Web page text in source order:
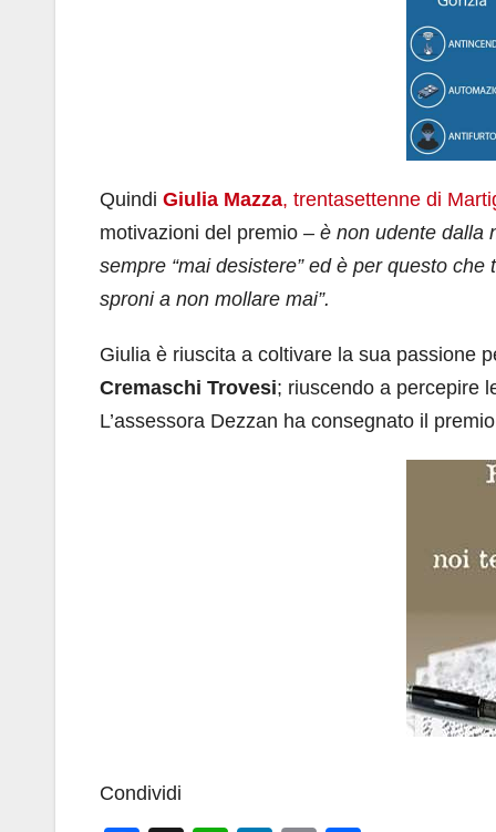
Quindi Giulia Mazza, trentasettenne di
motivazioni del premio – è non udente dalla
sempre “mai desistere” ed è per questo
sproni a non mollare mai”.
Giulia è riuscita a coltivare la sua passione
Cremaschi Trovesi; riuscendo a percepire
L’assessora Dezzan ha consegnato il
Condividi